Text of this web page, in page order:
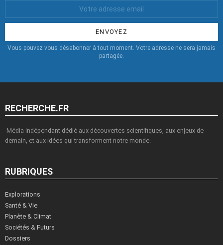
:
Vous pouvez vous désabonner à tout moment. Votre adresse ne sera jamais
partagée.
RECHERCHE.FR
Média indépendant dédié aux découvertes scientifiques, aux enjeux de
demain, et aux idées qui transforment notre monde.
RUBRIQUES
Explorations
Santé & Vie
Planète & Climat
Sociétés & Futurs
Dossiers